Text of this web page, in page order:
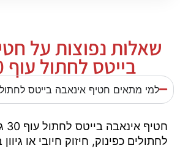
שאלות נפוצות על
בייטס לחתול עוף 30 גרם
למי מתאים חטיף אינאבה בייטס לחתול עוף
לחתולים כפינוק, חיזוק חיובי או